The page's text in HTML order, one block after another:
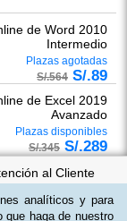
de Word 2010
Intermedio
Plazas agotadas
S/.564 S/.89
de Excel 2019
Avanzado
Plazas disponibles
S/.345 S/.289
analíticos y para
que haga de nuestro
al Cliente
Afiliación